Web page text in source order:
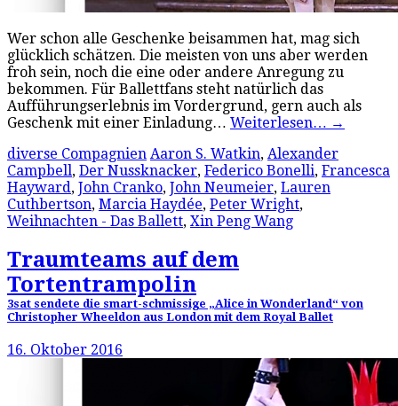
Wer schon alle Geschenke beisammen hat, mag sich
glücklich schätzen. Die meisten von uns aber werden
froh sein, noch die eine oder andere Anregung zu
bekommen. Für Ballettfans steht natürlich das
Aufführungserlebnis im Vordergrund, gern auch als
Geschenk mit einer Einladung… Weiterlesen… →
diverse Compagnien Aaron S. Watkin, Alexander
Campbell, Der Nussknacker, Federico Bonelli, Francesca
Hayward, John Cranko, John Neumeier, Lauren
Cuthbertson, Marcia Haydée, Peter Wright,
Weihnachten - Das Ballett, Xin Peng Wang
Traumteams auf dem
Tortentrampolin
3sat sendete die smart-schmissige „Alice in Wonderland“ von
Christopher Wheeldon aus London mit dem Royal Ballet
16. Oktober 2016